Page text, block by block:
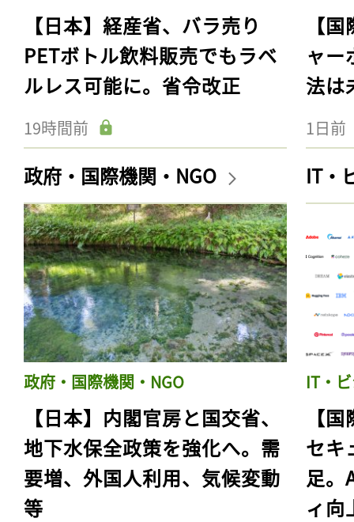
【日本】経産省、バラ売り
PETボトル飲料販売でもラベ
ルレス可能に。省令改正
19時間前
【
ャー
法は
1日前
政府・国際機関・NGO
政府・国際機関・NGO
【日本】内閣官房と国交省、
地下水保全政策を強化へ。需
要増、外国人利用、気候変動
等
IT・
IT・
【
セキ
足。
ィ向